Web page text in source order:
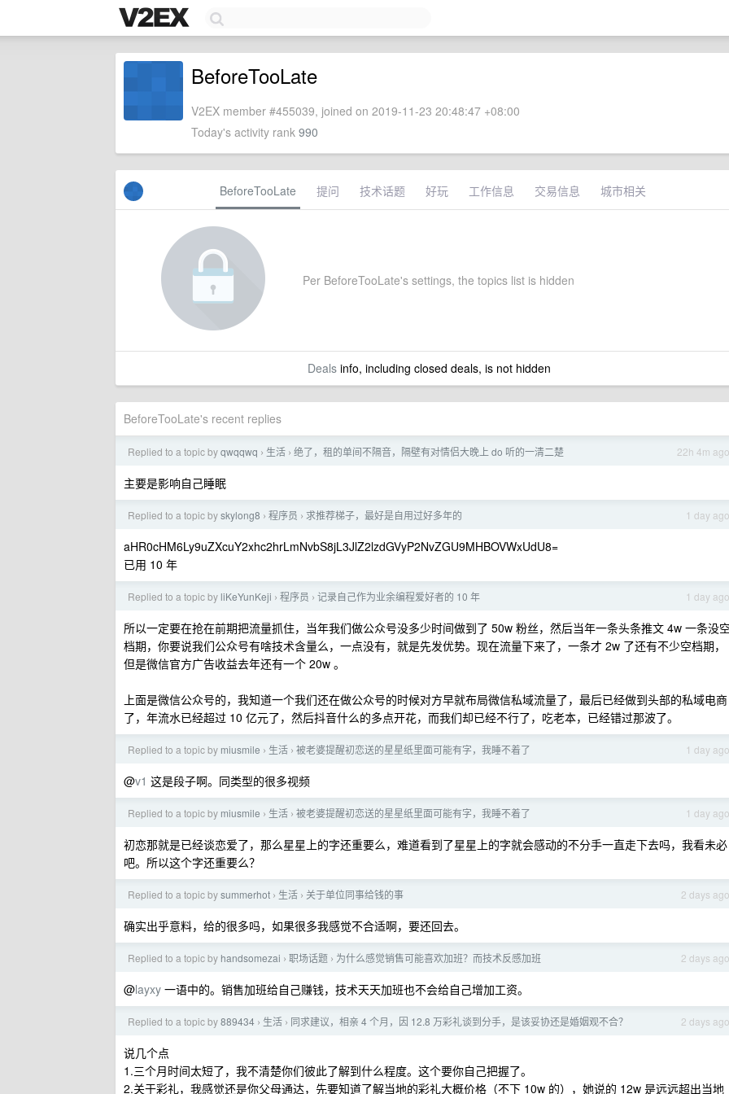
BeforeTooLate
V2EX member #455039, joined on 2019-11-23 20:48:47 +08:00
Today's activity rank 990
BeforeTooLate 提问 技术话题 好玩 工作信息 交易信息 城市相关
Per BeforeTooLate's settings, the topics list is hidden
Dealsinfo, including closed deals, is not hidden
BeforeTooLate's recent replies
22h 4m ago
Replied to a topic byqwqqwq › 生活 › 绝了，租的单间不隔音，隔壁有对情侣大晚上 do 听的一清二楚
主要是影响自己睡眠
1 day ago
Replied to a topic byskylong8 › 程序员 › 求推荐梯子，最好是自用过好多年的
aHR0cHM6Ly9uZXcuY2xhc2hrLmNvbS8jL3JlZ2lzdGVyP2NvZGU9MHBOVWxUdU8=
已用 10 年
1 day ago
Replied to a topic by liKeYunKeji › 程序员 › 记录自己作为业余编程爱好者的 10 年
所以一定要在抢在前期把流量抓住，当年我们做公众号没多少时间做到了 50w 粉丝，然后当年一条头条推文 4w 一条没空
档期，你要说我们公众号有啥技术含量么，一点没有，就是先发优势。现在流量下来了，一条才 2w 了还有不少空档期，
但是微信官方广告收益去年还有一个 20w 。
上面是微信公众号的，我知道一个我们还在做公众号的时候对方早就布局微信私域流量了，最后已经做到头部的私域电商
了，年流水已经超过 10 亿元了，然后抖音什么的多点开花，而我们却已经不行了，吃老本，已经错过那波了。
1 day ago
Replied to a topic by miusmile › 生活 › 被老婆提醒初恋送的星星纸里面可能有字，我睡不着了
@v1 这是段子啊。同类型的很多视频
1 day ago
Replied to a topic by miusmile › 生活 › 被老婆提醒初恋送的星星纸里面可能有字，我睡不着了
初恋那就是已经谈恋爱了，那么星星上的字还重要么，难道看到了星星上的字就会感动的不分手一直走下去吗，我看未必
吧。所以这个字还重要么？
2 days ago
Replied to a topic bysummerhot › 生活 › 关于单位同事给钱的事
确实出乎意料，给的很多吗，如果很多我感觉不合适啊，要还回去。
2 days ago
Replied to a topic by handsomezai › 职场话题 › 为什么感觉销售可能喜欢加班？而技术反感加班
@layxy 一语中的。销售加班给自己赚钱，技术天天加班也不会给自己增加工资。
2 days ago
Replied to a topic by889434 › 生活 › 同求建议，相亲 4 个月，因 12.8 万彩礼谈到分手，是该妥协还是婚姻观不合？
说几个点
1.三个月时间太短了，我不清楚你们彼此了解到什么程度。这个要你自己把握了。
2.关于彩礼，我感觉还是你父母通达，先要知道了解当地的彩礼大概价格（不下 10w 的），她说的 12w 是远远超出当地